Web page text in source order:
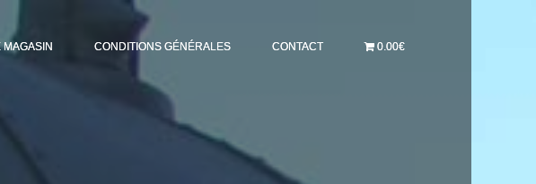
MAGASIN CONDITIONS GÉNÉRALES CONTACT 0.00€